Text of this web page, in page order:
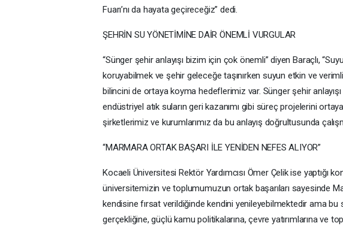
Fuarı’nı da hayata geçireceğiz” dedi.
ŞEHRİN SU YÖNETİMİNE DAİR ÖNEMLİ VURGULAR
“Sünger şehir anlayışı bizim için çok önemli” diyen Baraçlı,
koruyabilmek ve şehir geleceğe taşınırken suyun etkin ve
bilincini de ortaya koyma hedeflerimiz var. Sünger şehir
endüstriyel atık suların geri kazanımı gibi süreç projelerini
şirketlerimiz ve kurumlarımız da bu anlayış doğrultusunda
“MARMARA ORTAK BAŞARI İLE YENİDEN NEFES ALIYOR”
Kocaeli Üniversitesi Rektör Yardımcısı Ömer Çelik ise yaptığı
üniversitemizin ve toplumumuzun ortak başarıları sayesinde
kendisine fırsat verildiğinde kendini yenileyebilmektedir ama
gerçekliğine, güçlü kamu politikalarına, çevre yatırımlarına ve